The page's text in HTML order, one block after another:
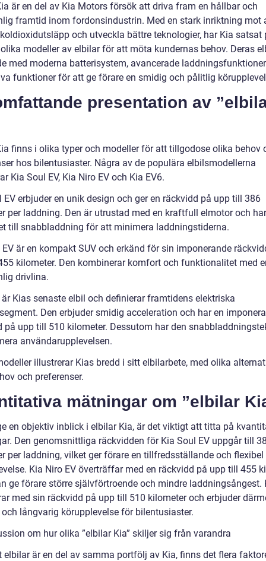
är en del av Kia Motors försök att driva fram en hållbar och
framtid inom fordonsindustrin. Med en stark inriktning mot
och utveckla bättre teknologier, har Kia satsat
modeller av elbilar för att möta kundernas behov. Deras
med moderna batterisystem, avancerade
funktioner för att ge förare en smidig och pålitlig
presentation av
finns i olika typer och modeller för att tillgodose olika behov
hos bilentusiaster. Några av de populära elbilsmodellerna
Kia Soul EV, Kia Niro EV och Kia EV6.
EV erbjuder en unik design och ger en räckvidd på upp till 386
per laddning. Den är utrustad med en kraftfull elmotor och har
till snabbladdning för att minimera laddningstiderna.
är en kompakt SUV och erkänd för sin imponerande
kilometer. Den kombinerar komfort och funktionalitet med
drivlina.
är Kias senaste elbil och definierar framtidens elektriska
Den erbjuder smidig acceleration och har en
på upp till 510 kilometer. Dessutom har den
användarupplevelsen.
illustrerar Kias bredd i sitt elbilarbete, med olika
och preferenser.
mätningar om ”elbilar
en objektiv inblick i elbilar Kia, är det viktigt att titta på
Den genomsnittliga räckvidden för Kia Soul EV uppgår till
per laddning, vilket ger förare en tillfredsställande och flexibel
Kia Niro EV överträffar med en räckvidd på upp till 455
ge förare större självförtroende och mindre laddningsångest.
med sin räckvidd på upp till 510 kilometer och erbjuder
långvarig körupplevelse för bilentusiaster.
om hur olika ”elbilar Kia” skiljer sig från varandra
elbilar är en del av samma portfölj av Kia, finns det flera